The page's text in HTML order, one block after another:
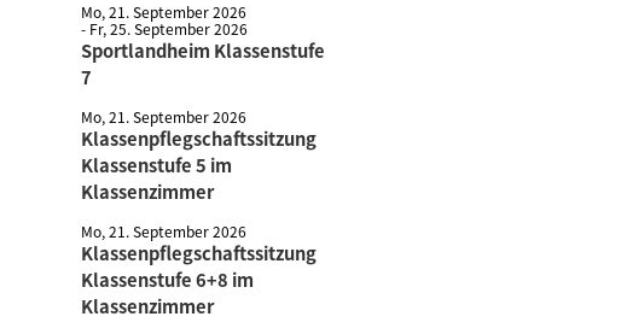
Mo, 21. September 2026
- Fr, 25. September 2026
Sportlandheim Klassenstufe
7
Mo, 21. September 2026
Klassenpflegschaftssitzung
Klassenstufe 5 im
Klassenzimmer
Mo, 21. September 2026
Klassenpflegschaftssitzung
Klassenstufe 6+8 im
Klassenzimmer